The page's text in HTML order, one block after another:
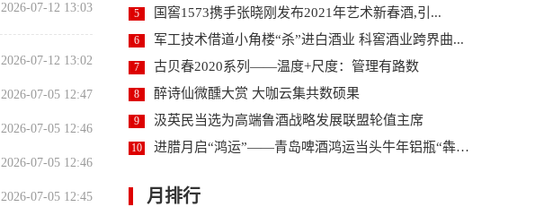
2026-07-12 13:03
2026-07-12 13:02
2026-07-05 12:47
2026-07-05 12:46
2026-07-05 12:46
2026-07-05 12:45
5 国窖1573携手张晓刚发布2021年艺术新春酒,引...
6 军工技术借道小角楼“杀”进白酒业 科窖酒业跨界曲...
7 古贝春2020系列——温度+尺度：管理有路数
8 醉诗仙微醺大赏 大咖云集共数硕果
9 汲英民当选为高端鲁酒战略发展联盟轮值主席
10 进腊月启“鸿运”——青岛啤酒鸿运当头牛年铝瓶“犇”...
月排行